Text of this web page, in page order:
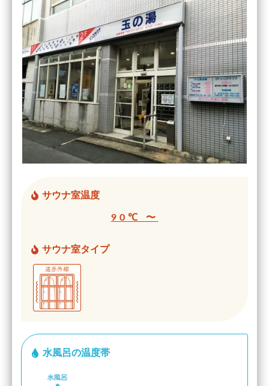
サウナ室温度
90℃ 〜
サウナ室タイプ
水風呂の温度帯